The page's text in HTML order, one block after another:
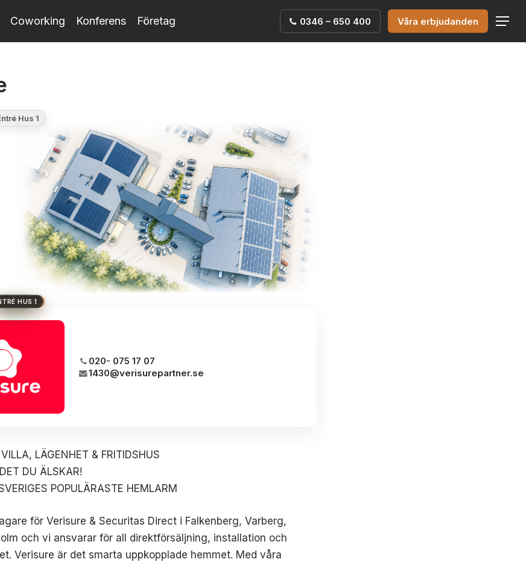
Coworking Konferens Företag 0346 – 650 400 Våra erbjudanden Menu
Hus 1
HUS 1
HUS 2
HUS 3
BRON
020- 075 17 07
1430@verisurepartner.se
LÄGENHET & FRITIDSHUS
DU ÄLSKAR!
POPULÄRASTE HEMLARM
för Verisure & Securitas Direct i Falkenberg, Varberg,
och vi ansvarar för all direktförsäljning, installation och
Verisure är det smarta uppkopplade hemmet. Med våra